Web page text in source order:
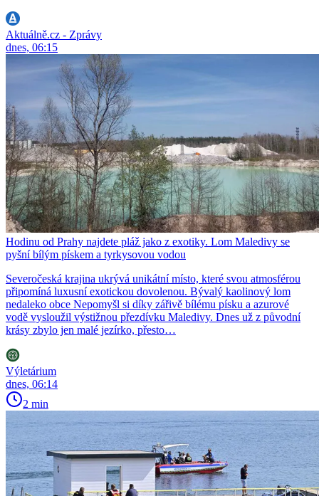
Aktuálně.cz - Zprávy
dnes, 06:15
Hodinu od Prahy najdete pláž jako z exotiky. Lom Maledivy se
pyšní bílým pískem a tyrkysovou vodou
Severočeská krajina ukrývá unikátní místo, které svou atmosférou
připomíná luxusní exotickou dovolenou. Bývalý kaolinový lom
nedaleko obce Nepomyšl si díky zářivě bílému písku a azurové
vodě vysloužil výstižnou přezdívku Maledivy. Dnes už z původní
krásy zbylo jen malé jezírko, přesto…
Výletárium
dnes, 06:14
2 min